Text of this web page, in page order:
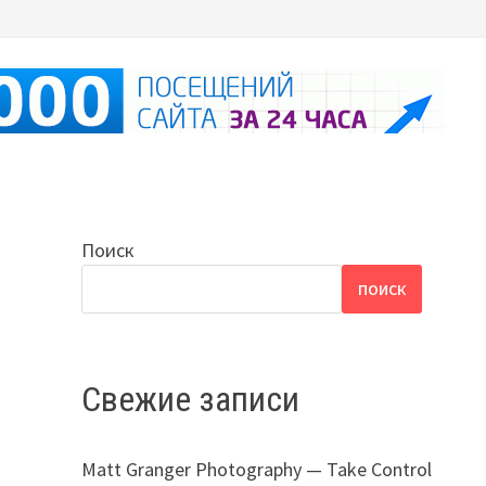
Поиск
ПОИСК
Свежие записи
Matt Granger Photography — Take Control